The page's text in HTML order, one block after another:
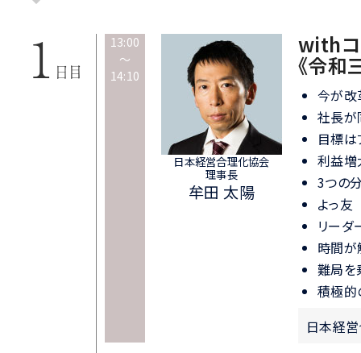
13:00
～
14:10
日本経営合理化協会
理事長
牟田 太陽
withコ
《令和
今が改
社長が
目標は
利益増
3つの
よっ友
リーダ
時間が
難局を
積極的
日本経